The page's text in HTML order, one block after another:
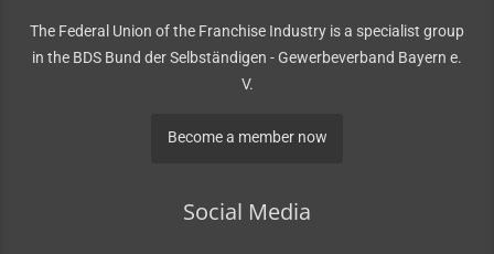
The Federal Union of the Franchise Industry is a specialist group
in the BDS Bund der Selbständigen - Gewerbeverband Bayern e.
V.
Become a member now
Social Media